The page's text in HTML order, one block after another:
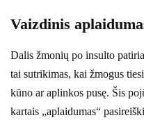
Vaizdinis
Dalis žmonių po insulto
tai sutrikimas, kai žmogus
kūno ar aplinkos pusę. Šis
kartais „aplaidumas“